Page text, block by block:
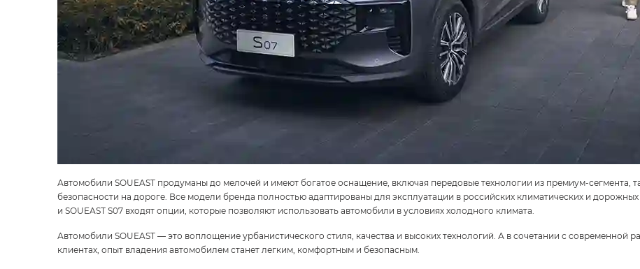
Автомобили SOUEAST продуманы до мелочей и имеют богатое оснащение, включая передовые технологии из премиум-сегмента,
безопасности на дороге. Все модели бренда полностью адаптированы для эксплуатации в российских климатических и
и SOUEAST S07 входят опции, которые позволяют использовать автомобили в условиях холодного климата.
Автомобили SOUEAST — это воплощение урбанистического стиля, качества и высоких технологий. А в сочетании с современной
клиентах, опыт владения автомобилем станет легким, комфортным и безопасным.